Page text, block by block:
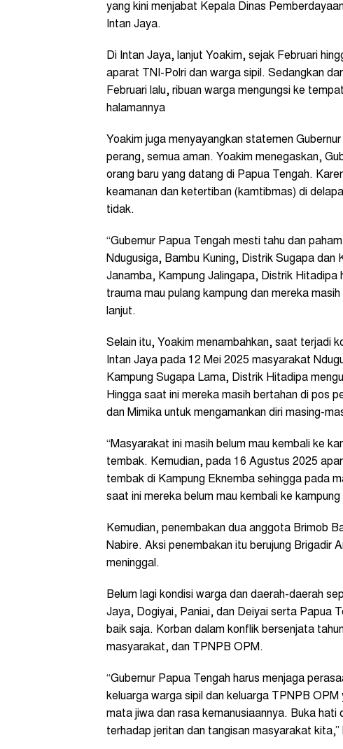
yang kini menjabat Kepala Dinas
Intan Jaya.
Di Intan Jaya, lanjut Yoakim, sejak Februari
aparat TNI-Polri dan warga sipil. Sedangkan
Februari lalu, ribuan warga mengungsi ke
halamannya
Yoakim juga menyayangkan statemen
perang, semua aman. Yoakim menegaskan,
orang baru yang datang di Papua Tengah.
keamanan dan ketertiban (kamtibmas) di
tidak.
“Gubernur Papua Tengah mesti tahu dan
Ndugusiga, Bambu Kuning, Distrik Sugapa
Janamba, Kampung Jalingapa, Distrik Hitadipa
trauma mau pulang kampung dan mereka
lanjut.
Selain itu, Yoakim menambahkan, saat terjadi
Intan Jaya pada 12 Mei 2025 masyarakat
Kampung Sugapa Lama, Distrik Hitadipa
Hingga saat ini mereka masih bertahan di pos
dan Mimika untuk mengamankan diri masing-
“Masyarakat ini masih belum mau kembali ke
tembak. Kemudian, pada 16 Agustus 2025
tembak di Kampung Eknemba sehingga pada
saat ini mereka belum mau kembali ke
Kemudian, penembakan dua anggota Brimob
Nabire. Aksi penembakan itu berujung Brigadir
meninggal.
Belum lagi kondisi warga dan daerah-daerah
Jaya, Dogiyai, Paniai, dan Deiyai serta Papua
baik saja. Korban dalam konflik bersenjata
masyarakat, dan TPNPB OPM.
“Gubernur Papua Tengah harus menjaga
keluarga warga sipil dan keluarga TPNPB
mata jiwa dan rasa kemanusiaannya. Buka
terhadap jeritan dan tangisan masyarakat kita,”